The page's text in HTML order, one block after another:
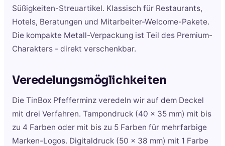
Süßigkeiten-Streuartikel. Klassisch für Restaurants,
Hotels, Beratungen und Mitarbeiter-Welcome-Pakete.
Die kompakte Metall-Verpackung ist Teil des Premium-
Charakters - direkt verschenkbar.
Veredelungsmöglichkeiten
Die TinBox Pfefferminz veredeln wir auf dem Deckel
mit drei Verfahren. Tampondruck (40 x 35 mm) mit bis
zu 4 Farben oder mit bis zu 5 Farben für mehrfarbige
Marken-Logos. Digitaldruck (50 x 38 mm) mit 1 Farbe